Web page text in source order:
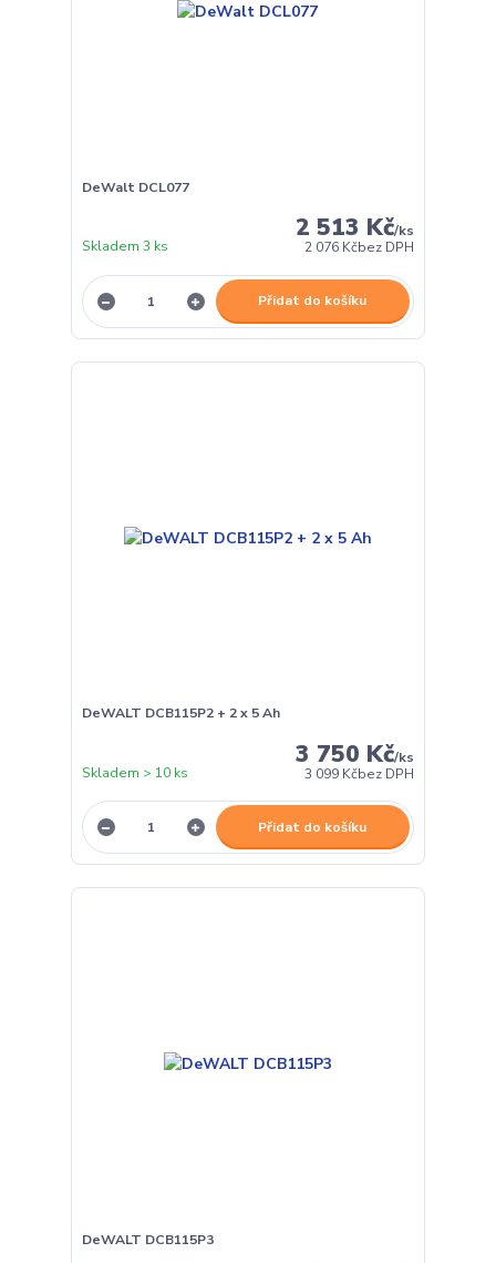
DeWalt DCL077
2 513 Kč/ks
2 076 Kčbez DPH
Skladem 3 ks
Přidat do košíku
DeWALT DCB115P2 + 2 x 5 Ah
3 750 Kč/ks
3 099 Kčbez DPH
Skladem > 10 ks
Přidat do košíku
DeWALT DCB115P3